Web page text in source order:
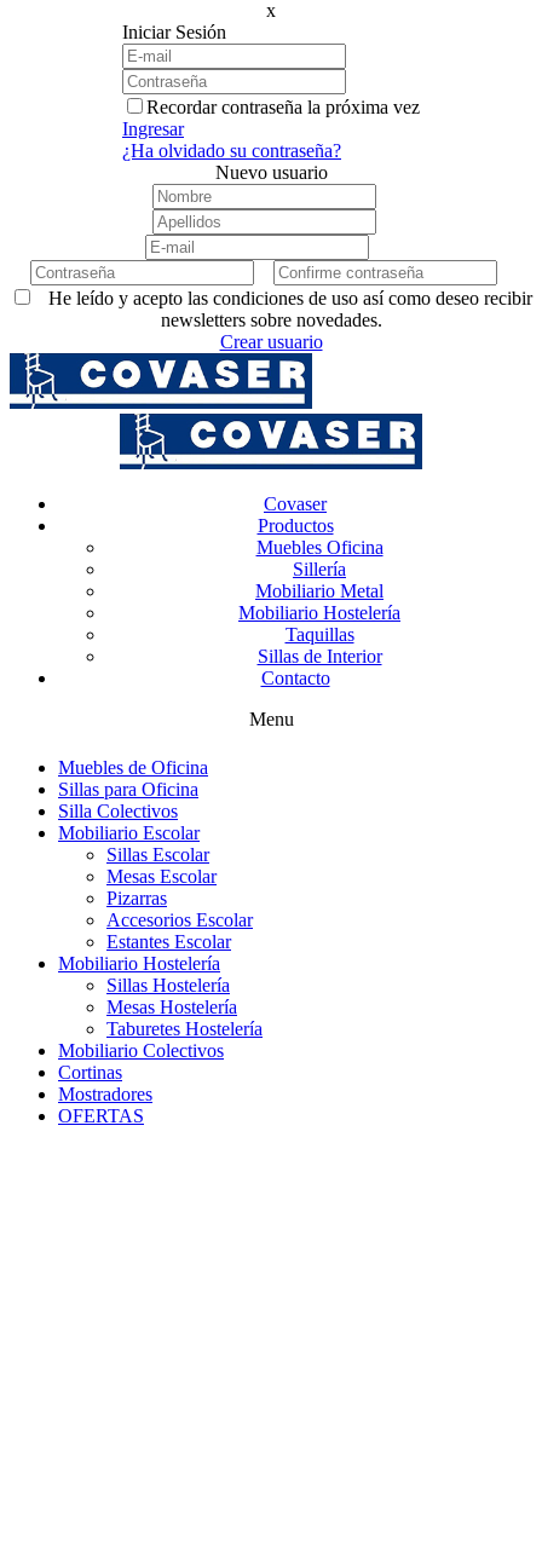
x
Iniciar Sesión
Recordar contraseña la próxima vez
Ingresar
¿Ha olvidado su contraseña?
Nuevo usuario
He leído y acepto las condiciones de uso así como deseo recibir
newsletters sobre novedades.
Crear usuario
Covaser
Productos
Muebles Oficina
Sillería
Mobiliario Metal
Mobiliario Hostelería
Taquillas
Sillas de Interior
Contacto
Menu
Muebles de Oficina
Sillas para Oficina
Silla Colectivos
Mobiliario Escolar
Sillas Escolar
Mesas Escolar
Pizarras
Accesorios Escolar
Estantes Escolar
Mobiliario Hostelería
Sillas Hostelería
Mesas Hostelería
Taburetes Hostelería
Mobiliario Colectivos
Cortinas
Mostradores
OFERTAS